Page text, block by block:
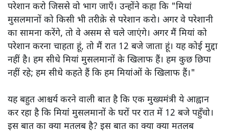
परेशान करो जिससे वो भाग जाएँ। उन्होंने कहा कि "मियां
मुसलमानों को किसी भी तरीक़े से परेशान करो। अगर वे परेशानी
का सामना करेंगे, तो वे असम से चले जाएंगे। अगर मैं मियां को
परेशान करना चाहता हूं, तो मैं रात 12 बजे जाता हूं। यह कोई मुद्दा
नहीं है। हम सीधे मियां मुसलमानों के खिलाफ हैं। हम कुछ छिपा
नहीं रहे; हम सीधे कहते हैं कि हम मियांओं के खिलाफ हैं।"
यह बहुत आश्चर्य करने वाली बात है कि एक मुख्यमंत्री ये आह्वान
कर रहा है कि मियांं मुसलमानों के घरों पर रात में 12 बजे पहुँचो।
इस बात का क्या मतलब है? इस बात का क्या क्या मतलब